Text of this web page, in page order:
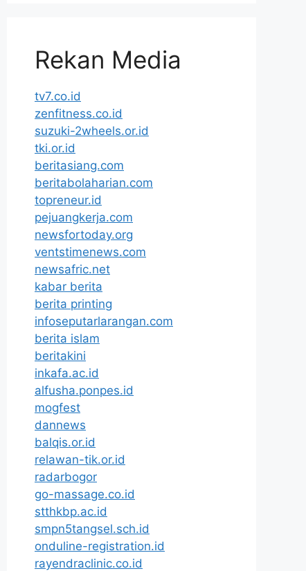
Rekan Media
tv7.co.id
zenfitness.co.id
suzuki-2wheels.or.id
tki.or.id
beritasiang.com
beritabolaharian.com
topreneur.id
pejuangkerja.com
newsfortoday.org
ventstimenews.com
newsafric.net
kabar berita
berita printing
infoseputarlarangan.com
berita islam
beritakini
inkafa.ac.id
alfusha.ponpes.id
mogfest
dannews
balqis.or.id
relawan-tik.or.id
radarbogor
go-massage.co.id
stthkbp.ac.id
smpn5tangsel.sch.id
onduline-registration.id
rayendraclinic.co.id